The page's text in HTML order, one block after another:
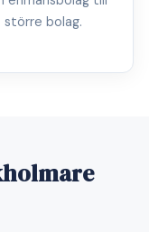
större bolag.